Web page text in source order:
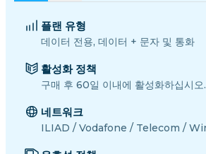
플랜 유형
데이터 전용, 데이터 + 문자 및 통화
활성화 정책
구매 후 60일 이내에 활성화하십시오.
네트워크
ILIAD / Vodafone / Telecom /